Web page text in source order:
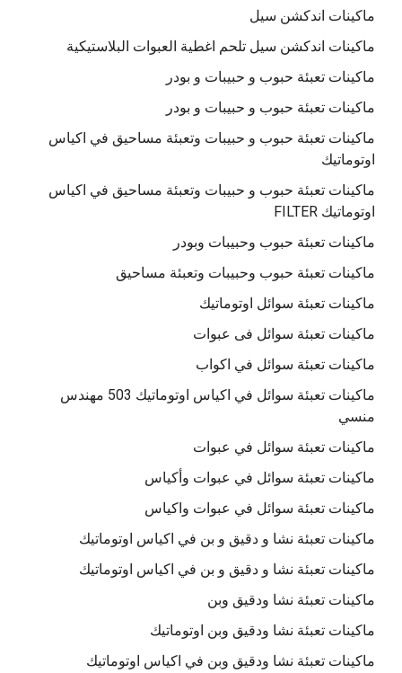
ماكينات اندكشن سيل
ماكينات اندكشن سيل تلحم اغطية العبوات البلاستيكية
ماكينات تعبئة حبوب و حبيبات و بودر
ماكينات تعبئة حبوب و حبيبات و بودر
ماكينات تعبئة حبوب و حبيبات وتعبئة مساحيق في اكياس
اوتوماتيك
ماكينات تعبئة حبوب و حبيبات وتعبئة مساحيق في اكياس
اوتوماتيك FILTER
ماكينات تعبئة حبوب وحبيبات وبودر
ماكينات تعبئة حبوب وحبيبات وتعبئة مساحيق
ماكينات تعبئة سوائل اوتوماتيك
ماكينات تعبئة سوائل فى عبوات
ماكينات تعبئة سوائل في اكواب
ماكينات تعبئة سوائل في اكياس اوتوماتيك 503 مهندس
منسي
ماكينات تعبئة سوائل في عبوات
ماكينات تعبئة سوائل في عبوات وأكياس
ماكينات تعبئة سوائل في عبوات واكياس
ماكينات تعبئة نشا و دقيق و بن في اكياس اوتوماتيك
ماكينات تعبئة نشا و دقيق و بن في اكياس اوتوماتيك
ماكينات تعبئة نشا ودقيق وبن
ماكينات تعبئة نشا ودقيق وبن اوتوماتيك
ماكينات تعبئة نشا ودقيق وبن في اكياس اوتوماتيك